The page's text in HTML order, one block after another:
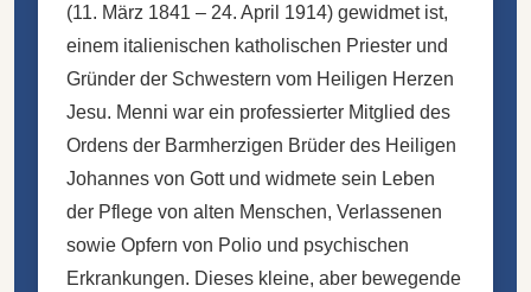
(11. März 1841 – 24. April 1914) gewidmet ist,
einem italienischen katholischen Priester und
Gründer der Schwestern vom Heiligen Herzen
Jesu. Menni war ein professierter Mitglied des
Ordens der Barmherzigen Brüder des Heiligen
Johannes von Gott und widmete sein Leben
der Pflege von alten Menschen, Verlassenen
sowie Opfern von Polio und psychischen
Erkrankungen. Dieses kleine, aber bewegende